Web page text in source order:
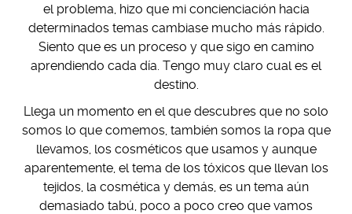
el problema, hizo que mi concienciación hacia
determinados temas cambiase mucho más rápido.
Siento que es un proceso y que sigo en camino
aprendiendo cada día. Tengo muy claro cual es el
destino.
Llega un momento en el que descubres que no solo
somos lo que comemos, también somos la ropa que
llevamos, los cosméticos que usamos y aunque
aparentemente, el tema de los tóxicos que llevan los
tejidos, la cosmética y demás, es un tema aún
demasiado tabú, poco a poco creo que vamos